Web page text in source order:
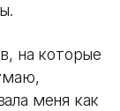
на которые
меня как